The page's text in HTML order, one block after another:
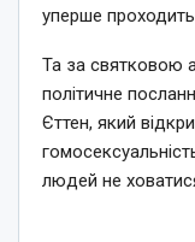
уперше
Та за святковою
політичне
Єттен, який
людей не